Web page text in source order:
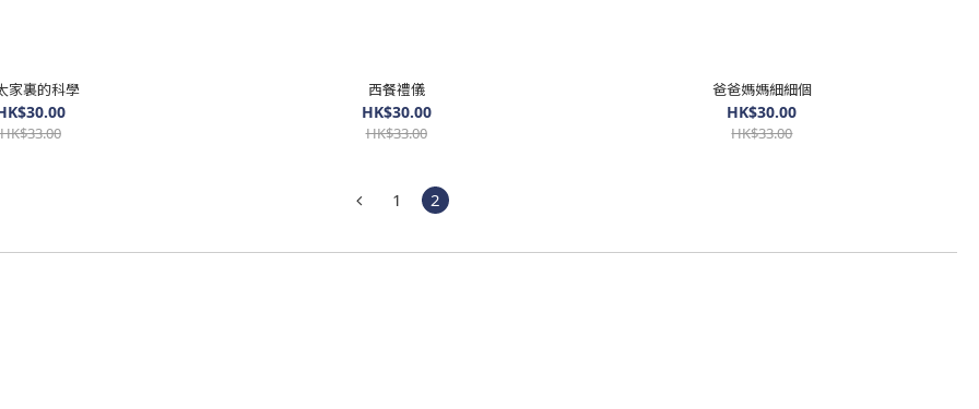
家裏的科學
HK$33.00
西餐禮儀
HK$30.00
HK$33.00
爸爸媽媽細細個
HK$30.00
HK$33.00
1 2